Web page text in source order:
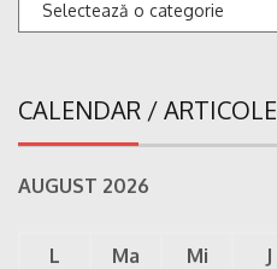
CALENDAR / ARTICOLE
AUGUST 2026
L Ma Mi J